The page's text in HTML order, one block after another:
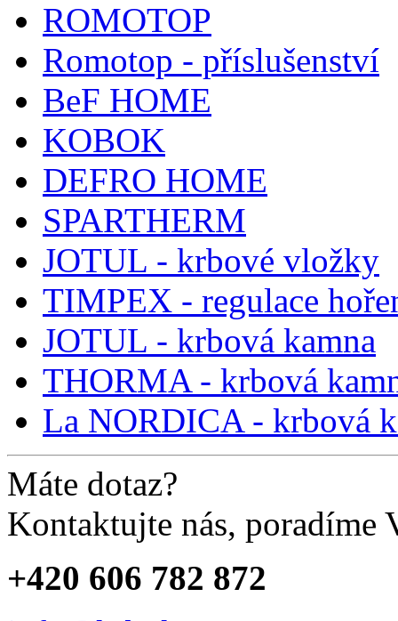
ROMOTOP
Romotop - příslušenství
BeF HOME
KOBOK
DEFRO HOME
SPARTHERM
JOTUL - krbové vložky
TIMPEX - regulace
JOTUL - krbová kamna
THORMA - krbová
La NORDICA - krbová
Máte dotaz?
Kontaktujte nás, poradíme
+420 606 782 872